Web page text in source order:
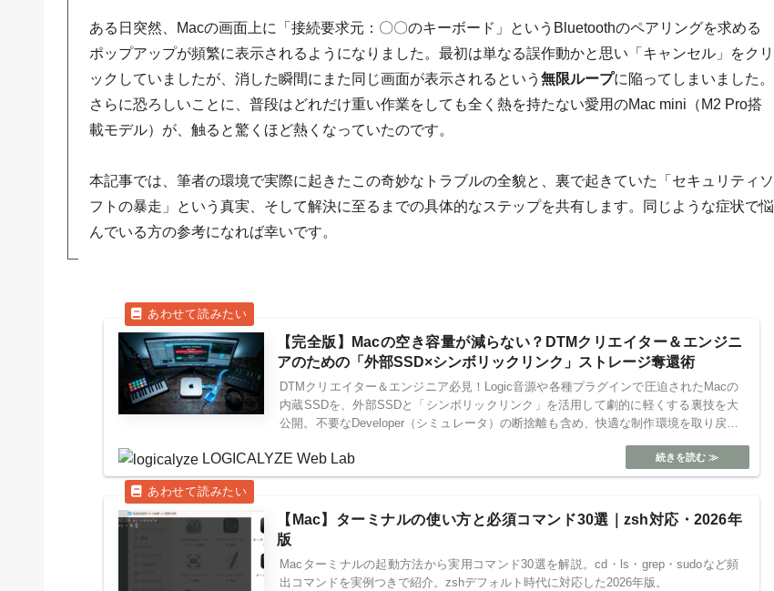
ある日突然、Macの画面上に「接続要求元：〇〇のキーボード」というBluetoothのペアリングを求める
ポップアップが頻繁に表示されるようになりました。最初は単なる誤作動かと思い「キャンセル」をクリ
ックしていましたが、消した瞬間にまた同じ画面が表示されるという 無限ループに陥ってしまいました。
さらに恐ろしいことに、普段はどれだけ重い作業をしても全く熱を持たない愛用のMac mini（M2 Pro搭
載モデル）が、触ると驚くほど熱くなっていたのです。
本記事では、筆者の環境で実際に起きたこの奇妙なトラブルの全貌と、裏で起きていた「セキュリティソ
フトの暴走」という真実、そして解決に至るまでの具体的なステップを共有します。同じような症状で悩
んでいる方の参考になれば幸いです。
【完全版】Macの空き容量が減らない？DTMクリエイター＆エンジニ
アのための「外部SSD×シンボリックリンク」ストレージ奪還術
DTMクリエイター＆エンジニア必見！Logic音源や各種プラグインで圧迫されたMacの
内蔵SSDを、外部SSDと「シンボリックリンク」を活用して劇的に軽くする裏技を大
公開。不要なDeveloper（シミュレータ）の断捨離も含め、快適な制作環境を取り戻す
LOGICALYZE Web Lab
【Mac】ターミナルの使い方と必須コマンド30選｜zsh対応・2026年
版
Macターミナルの起動方法から実用コマンド30選を解説。cd・ls・grep・sudoなど頻
出コマンドを実例つきで紹介。zshデフォルト時代に対応した2026年版。